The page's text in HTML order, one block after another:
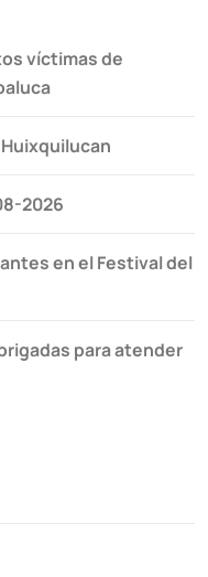
víctimas de
2026
en el Festival del
para atender